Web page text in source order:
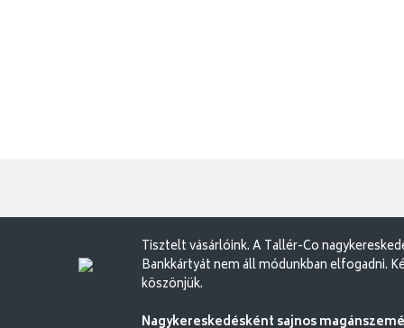
Tisztelt vásárlóink. A Tallér-Co
Bankkártyát nem áll módunkban elfogadni.
köszönjük.
Nagykereskedésként sajnos